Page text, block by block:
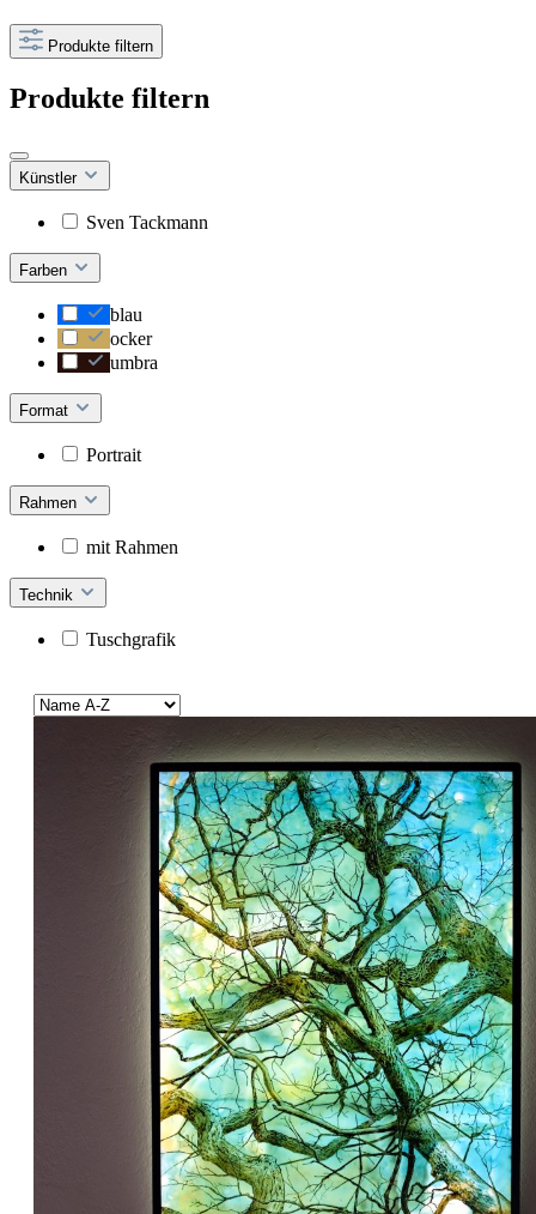
Produkte filtern
Produkte filtern
Künstler
Sven Tackmann
Farben
blau
ocker
umbra
Format
Portrait
Rahmen
mit Rahmen
Technik
Tuschgrafik